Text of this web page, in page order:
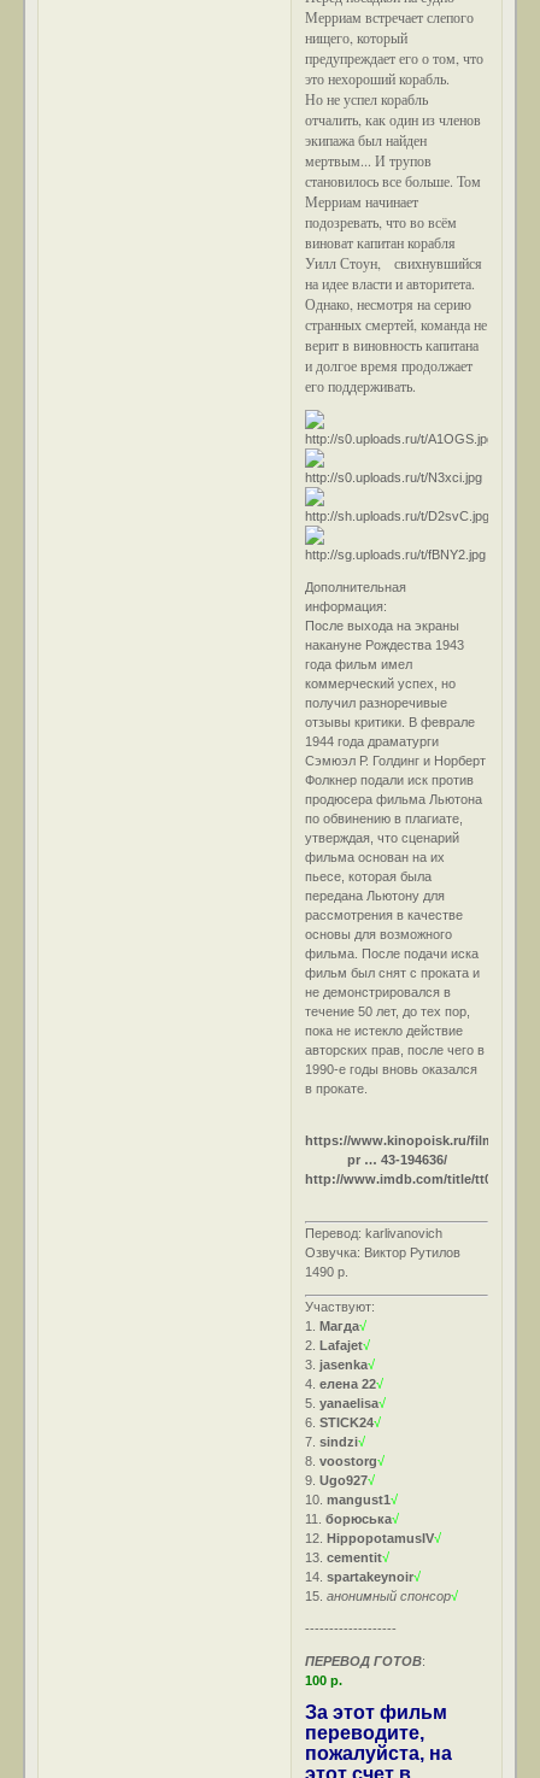
Мерриам встречает слепого
нищего, который
предупреждает его о том, что
это нехороший корабль.
Но не успел корабль
отчалить, как один из членов
экипажа был найден
мертвым... И трупов
становилось все больше. Том
Мерриам начинает
подозревать, что во всём
виноват капитан корабля
Уилл Стоун, свихнувшийся
на идее власти и авторитета.
Однако, несмотря на серию
странных смертей, команда не
верит в виновность капитана
и долгое время продолжает
его поддерживать.
Дополнительная
информация:
После выхода на экраны
накануне Рождества 1943
года фильм имел
коммерческий успех, но
получил разноречивые
отзывы критики. В феврале
1944 года драматурги
Сэмюэл Р. Голдинг и Норберт
Фолкнер подали иск против
продюсера фильма Льютона
по обвинению в плагиате,
утверждая, что сценарий
фильма основан на их
пьесе, которая была
передана Льютону для
рассмотрения в качестве
основы для возможного
фильма. После подачи иска
фильм был снят с проката и
не демонстрировался в
течение 50 лет, до тех пор,
пока не истекло действие
авторских прав, после чего в
1990-е годы вновь оказался
в прокате.
https://www.kinopoisk.ru/film/
pr … 43-194636/
http://www.imdb.com/title/tt0035937/
Перевод: karlivanovich
Озвучка: Виктор Рутилов
1490 р.
Участвуют:
1.Магда√
2.Lafajet√
3.jasenka√
4.елена 22√
5.yanaelisa√
6.STICK24√
7.sindzi√
8.voostorg√
9.Ugo927√
10.mangust1√
11.борюська√
12.HippopotamusIV√
13.cementit√
14.spartakeynoir√
15.анонимный спонсор√
-------------------
ПЕРЕВОД ГОТОВ:
100 р.
За этот фильм
переводите,
пожалуйста, на
этот счет в